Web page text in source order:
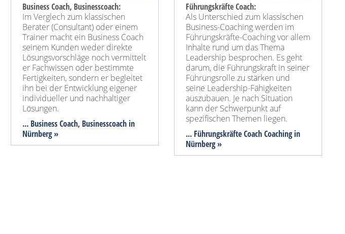
Business Coach, Businesscoach:
Im Verglech zum klassischen
Berater (Consultant) oder einem
Trainer macht ein Business Coach
seinem Kunden weder direkte
Lösungsvorschläge noch vermittelt
er Fachwissen oder bestimmte
Fertigkeiten, sondern er begleitet
ihn bei der Entwicklung eigener
individueller und nachhaltiger
Lösungen.
... Business Coach, Businesscoach in
Nürnberg »
Führungskräfte Coach:
Als Unterschied zum klassischen
Business-Coaching werden im
Führungskräfte-Coaching vor allem
Inhalte rund um das Thema
Leadership besprochen. Es geht
darum, die Führungskraft in seiner
Führungsrolle zu stärken und
seine Leadership-Fähigkeiten
auszubauen. Je nach Situation
kann der Schwerpunkt auf
spezifischen Themen liegen.
... Führungskräfte Coach Coaching in
Nürnberg »